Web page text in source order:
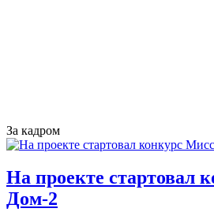
За кадром
На проекте стартовал
Дом-2